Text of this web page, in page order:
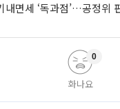
내면세 ‘독과점’…공정위
화나요
0